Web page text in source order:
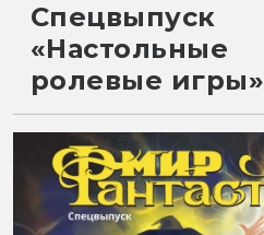
Спецвыпуск
«Настольные
ролевые игры»